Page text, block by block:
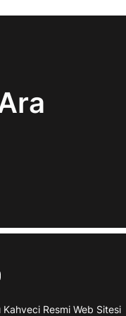
Resmi Web Sitesi